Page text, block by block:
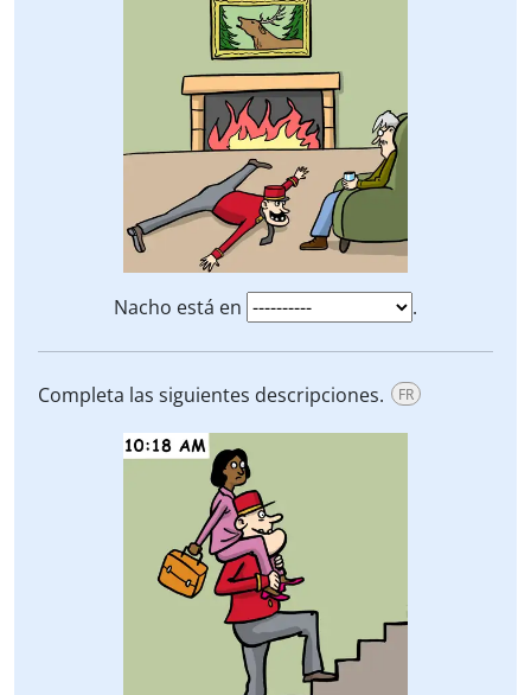
Nacho está en .
Completa las siguientes descripciones. FR